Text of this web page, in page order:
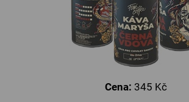
Cena: 345 Kč